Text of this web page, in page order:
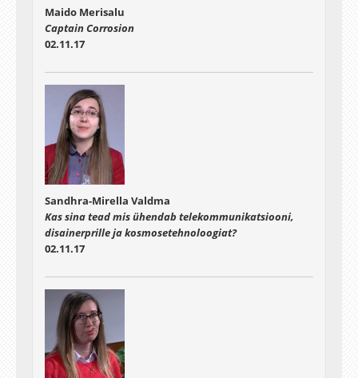
Maido Merisalu
Captain Corrosion
02.11.17
Sandhra-Mirella Valdma
Kas sina tead mis ühendab telekommunikatsiooni,
disainerprille ja kosmosetehnoloogiat?
02.11.17